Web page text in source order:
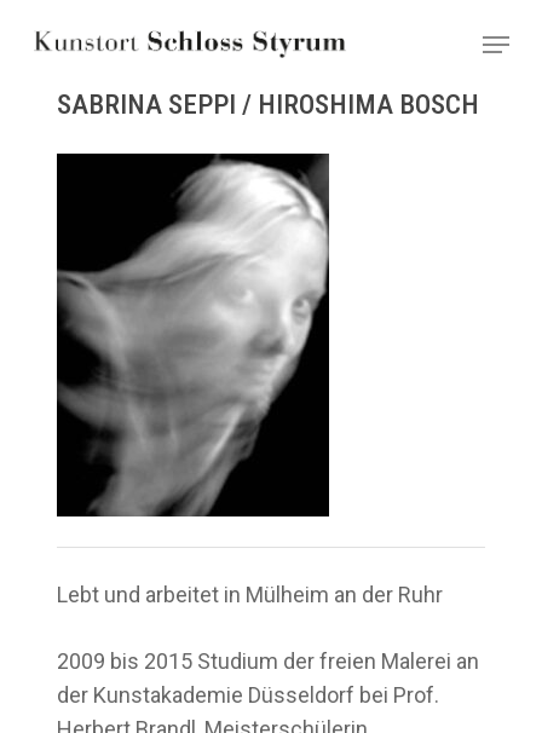
content
Menu
SABRINA SEPPI / HIROSHIMA BOSCH
Lebt und arbeitet in Mülheim an der Ruhr
2009 bis 2015 Studium der freien Malerei an
der Kunstakademie Düsseldorf bei Prof.